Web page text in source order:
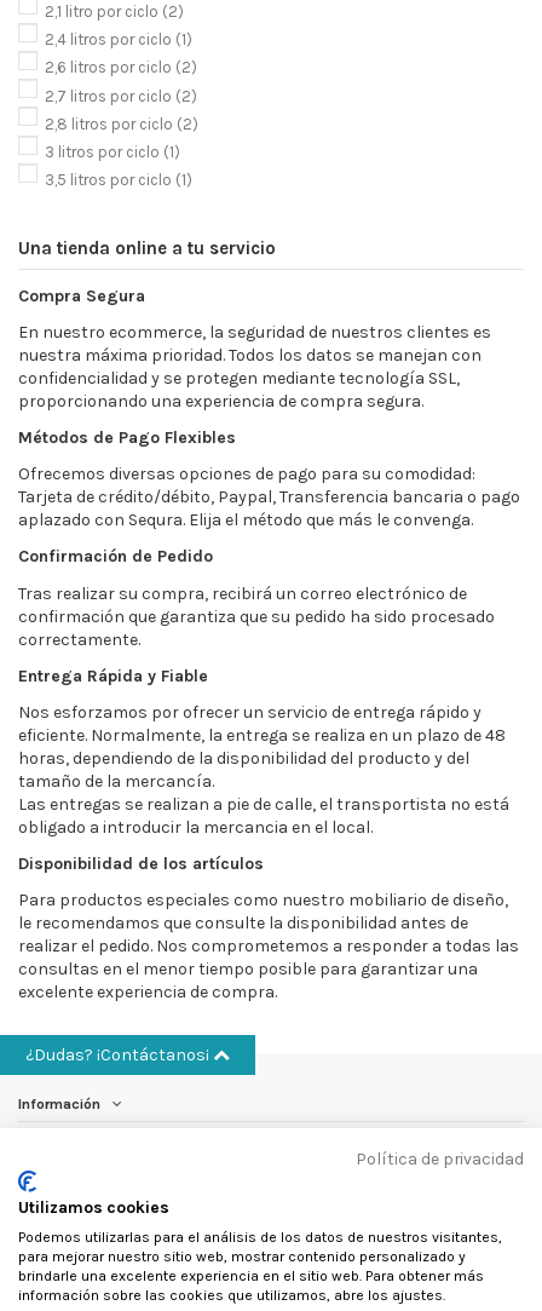
2,1 litro por ciclo (2)
2,4 litros por ciclo (1)
2,6 litros por ciclo (2)
2,7 litros por ciclo (2)
2,8 litros por ciclo (2)
3 litros por ciclo (1)
3,5 litros por ciclo (1)
Una tienda online a tu servicio
Compra Segura
En nuestro ecommerce, la seguridad de nuestros clientes es
nuestra máxima prioridad. Todos los datos se manejan con
confidencialidad y se protegen mediante tecnología SSL,
proporcionando una experiencia de compra segura.
Métodos de Pago Flexibles
Ofrecemos diversas opciones de pago para su comodidad:
Tarjeta de crédito/débito, Paypal, Transferencia bancaria o pago
aplazado con Sequra. Elija el método que más le convenga.
Confirmación de Pedido
Tras realizar su compra, recibirá un correo electrónico de
confirmación que garantiza que su pedido ha sido procesado
correctamente.
Entrega Rápida y Fiable
Nos esforzamos por ofrecer un servicio de entrega rápido y
eficiente. Normalmente, la entrega se realiza en un plazo de 48
horas, dependiendo de la disponibilidad del producto y del
tamaño de la mercancía.
Las entregas se realizan a pie de calle, el transportista no está
obligado a introducir la mercancia en el local.
Disponibilidad de los artículos
Para productos especiales como nuestro mobiliario de diseño,
le recomendamos que consulte la disponibilidad antes de
realizar el pedido. Nos comprometemos a responder a todas las
consultas en el menor tiempo posible para garantizar una
excelente experiencia de compra.
¿Dudas? ¡Contáctanos¡
Información
Otros
Contáctanos
Política de privacidad
Utilizamos cookies
Podemos utilizarlas para el análisis de los datos de nuestros visitantes,
para mejorar nuestro sitio web, mostrar contenido personalizado y
brindarle una excelente experiencia en el sitio web. Para obtener más
información sobre las cookies que utilizamos, abre los ajustes.